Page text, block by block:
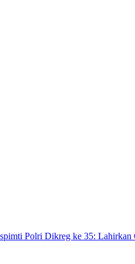
Polri Dikreg ke 35: Lahirkan